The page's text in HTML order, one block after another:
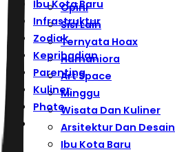
Ibu Kota Baru
Infrastruktur
Zodiak
Kepribadian
Parenting
Kuliner
Photo
Opini
Sisi Lain
Ternyata Hoax
Humaniora
Art Space
Minggu
Wisata Dan Kuliner
Arsitektur Dan Desain
Ibu Kota Baru